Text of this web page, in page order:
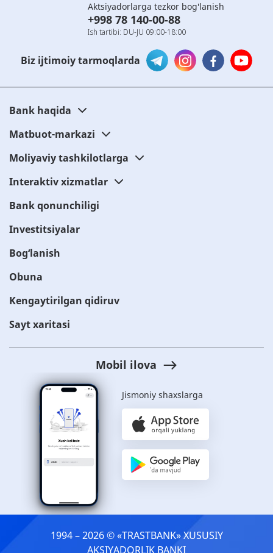
Aktsiyadorlarga tezkor bog'lanish
+998 78 140-00-88
Ish tartibi: DU-JU 09:00-18:00
Biz ijtimoiy tarmoqlarda
Bank haqida
Matbuot-markazi
Moliyaviy tashkilotlarga
Interaktiv xizmatlar
Bank qonunchiligi
Investitsiyalar
Bog‘lanish
Obuna
Kengaytirilgan qidiruv
Sayt xaritasi
Mobil ilova
Jismoniy shaxslarga
1994 – 2026 © «TRASTBANK» ХUSUSIY
AKSIYADORLIK BANKI